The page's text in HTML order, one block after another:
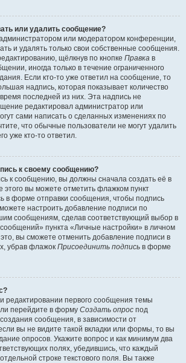
или удалить сообщение?
или модератором конференции,
и удалять только свои собственные сообщения.
щёлкнув по кнопке Правка в
иногда только в течение ограниченного
Если кто-то уже ответил на сообщение, то
надпись, которая показывает количество
последней из них. Эта надпись не
редактировал администратор или
сами написать о сделанных изменениях по
что обычные пользователи не могут удалить
уже кто-то ответил.
к своему сообщению?
к сообщению, вы должны сначала создать её в
этого вы можете отметить флажком пункт
в форме отправки сообщения, чтобы подпись
настроить добавление подписи по
сообщениям, сделав соответствующий выбор в
пункта «Личные настройки» в личном
вы сможете отменить добавление подписи в
убрав флажок Присоединить подпись в форме
редактировании первого сообщения темы
перейдите в форму Создать опрос под
сообщения, в зависимости от
вы не видите такой вкладки или формы, то вы
опросов. Укажите вопрос и как минимум два
полях, убедившись, что каждый
строке текстового поля. Вы также